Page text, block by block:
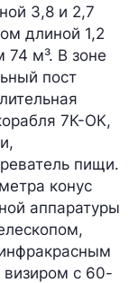
3,8 и 2,7
длиной 1,2
м³. В зоне
пост
7К-ОК,
пищи.
конус
аппаратуры
с 60-